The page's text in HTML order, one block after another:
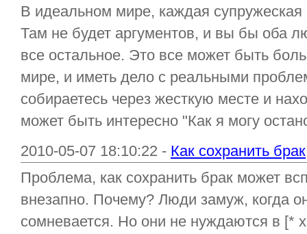
В идеальном мире, каждая супружеская
Там не будет аргументов, и вы бы оба
все остальное. Это все может быть
мире, и иметь дело с реальными
собираетесь через жесткую месте и
может быть интересно "Как я могу
2010-05-07 18:10:22 - Как сохранить брак
Проблема, как сохранить брак может
внезапно. Почему? Люди замуж, когда
сомневается. Но они не нуждаются в [*